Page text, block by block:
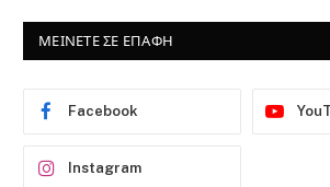
ΜΕΙΝΕΤΕ ΣΕ ΕΠΑΦΗ
Facebook
Instagram